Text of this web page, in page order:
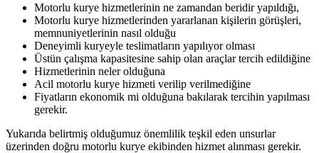
Motorlu kurye hizmetlerinin ne zamandan beridir yapıldığı,
Motorlu kurye hizmetlerinden yararlanan kişilerin görüşleri,
memnuniyetlerinin nasıl olduğu
Deneyimli kuryeyle teslimatların yapılıyor olması
Üstün çalışma kapasitesine sahip olan araçlar tercih edildiğine
Hizmetlerinin neler olduğuna
Acil motorlu kurye hizmeti verilip verilmediğine
Fiyatların ekonomik mi olduğuna bakılarak tercihin yapılması
gerekir.
Yukarıda belirtmiş olduğumuz önemlilik teşkil eden unsurlar
üzerinden doğru motorlu kurye ekibinden hizmet alınması gerekir.